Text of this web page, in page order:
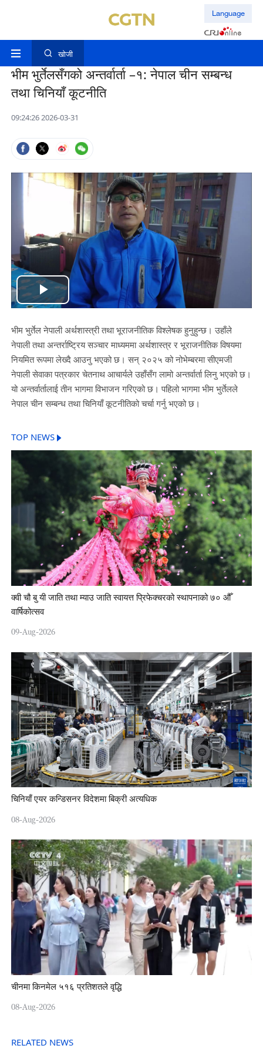
Language
खोजी
भीम भुर्तेलसँगको अन्तर्वार्ता –१: नेपाल चीन सम्बन्ध
तथा चिनियाँ कूटनीति
09:24:26 2026-03-31
Play
Video
भीम भुर्तेल नेपाली अर्थशास्त्री तथा भूराजनीतिक विश्लेषक हुनुहुन्छ। उहाँले
नेपाली तथा अन्तर्राष्ट्रिय सञ्चार माध्यममा अर्थशास्त्र र भूराजनीतिक विषयमा
नियमित रूपमा लेख्दै आउनु भएको छ। सन् २०२५ को नोभेम्बरमा सीएमजी
नेपाली सेवाका पत्रकार चेतनाथ आचार्यले उहाँसँग लामो अन्तर्वार्ता लिनु भएको छ।
यो अन्तर्वार्तालाई तीन भागमा विभाजन गरिएको छ। पहिलो भागमा भीम भुर्तेलले
नेपाल चीन सम्बन्ध तथा चिनियाँ कूटनीतिको चर्चा गर्नु भएको छ।
TOP NEWS
क्वी चौ बु यी जाति तथा म्याउ जाति स्वायत्त प्रिफेक्चरको स्थापनाको ७० औँ
वार्षिकोत्सव
09-Aug-2026
चिनियाँ एयर कन्डिसनर विदेशमा बिक्री अत्यधिक
08-Aug-2026
चीनमा किनमेल ५१६ प्रतिशतले वृद्धि
08-Aug-2026
RELATED NEWS